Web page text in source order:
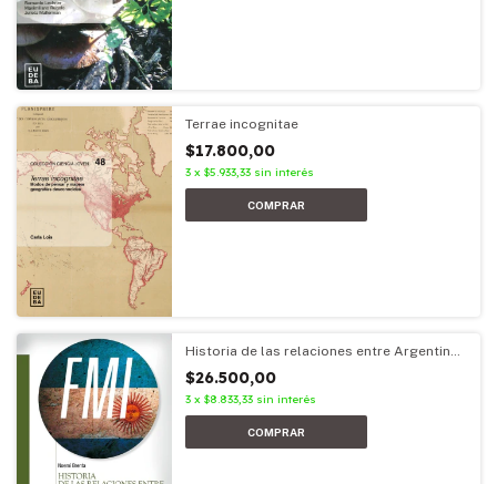
Terrae incognitae
$17.800,00
3 x $5.933,33 sin interés
Historia de las relaciones entre Argentina
$26.500,00
3 x $8.833,33 sin interés